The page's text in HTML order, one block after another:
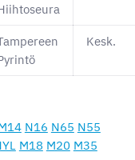
Kesk.
N16 N65 N55
M18 M20 M35